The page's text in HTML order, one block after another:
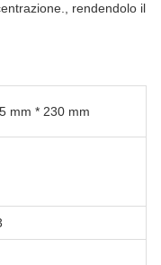
rendendolo il
mm * 230 mm